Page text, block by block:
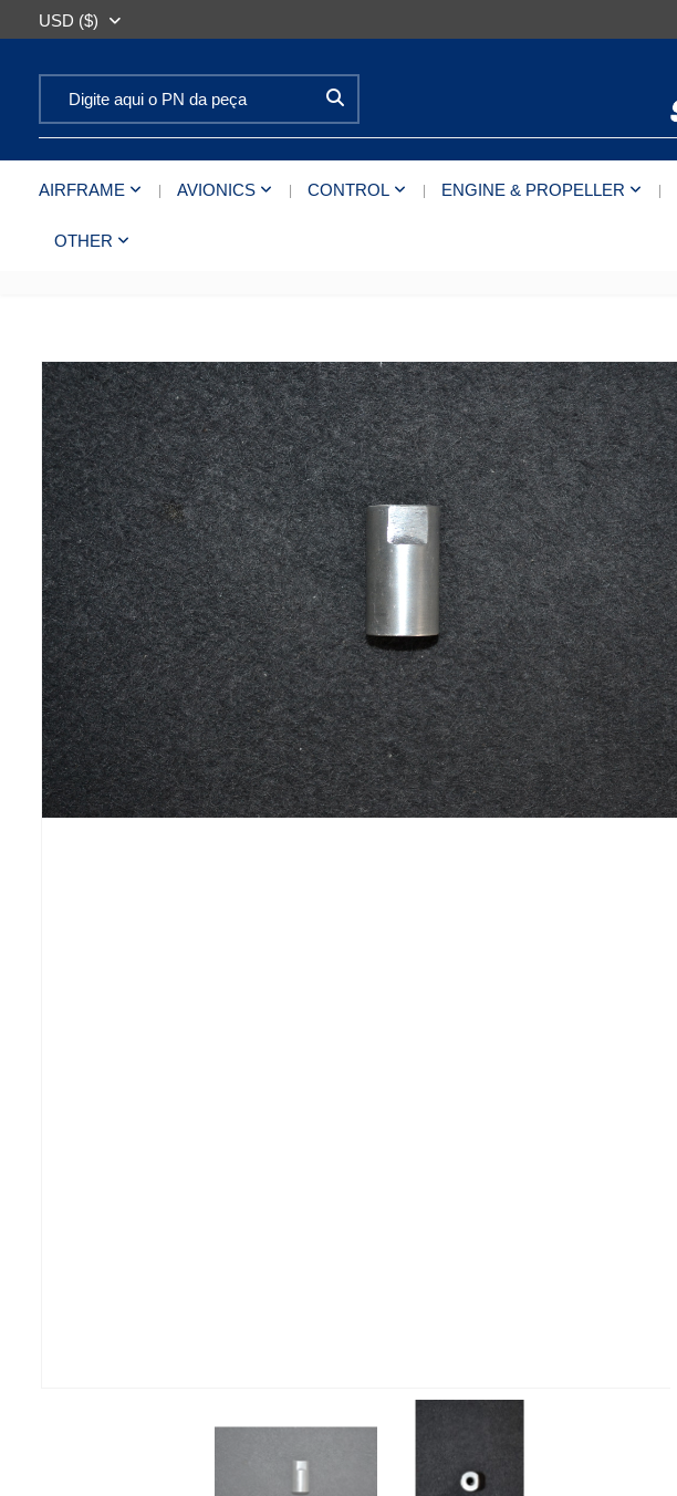
USD ($)
AIRFRAME AVIONICS CONTROL ENGINE & PROPELLER
OTHER